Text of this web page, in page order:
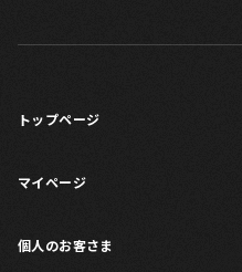
トップページ
マイページ
個人のお客さま